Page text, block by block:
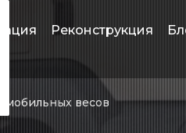
Реконструкция
весов